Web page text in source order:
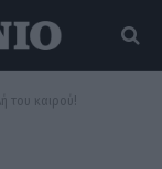
του καιρού!